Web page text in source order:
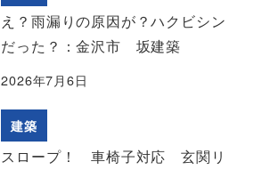
え？雨漏りの原因が？ハクビシン
だった？：金沢市 坂建築
2026年7月6日
建築
スロープ！ 車椅子対応 玄関リ